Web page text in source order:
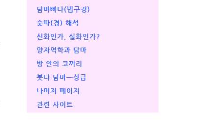
담마빠다(법구경)
숫따(경) 해석
신화인가, 실화인가?
양자역학과 담마
방 안의 코끼리
붓다 담마ㅡ상급
나머지 페이지
관련 사이트